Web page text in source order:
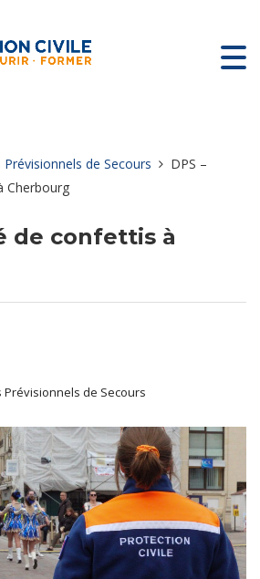
de Secours
DPS –
Cherbourg
de confettis à
Prévisionnels de Secours